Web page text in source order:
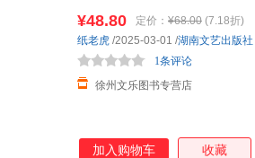
¥48.80 定价： ¥68.00 (7.18折)
徐州文乐图书专营店
1条评论
纸老虎 /2025-03-01 /湖南文艺出版社
加入购物车 收藏